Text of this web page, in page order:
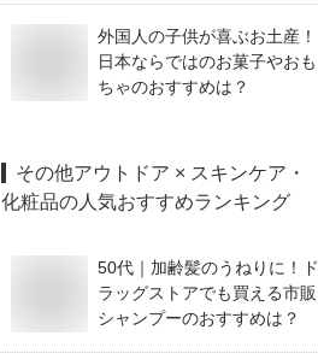
外国人の子供が喜ぶお土産！
日本ならではのお菓子やおも
ちゃのおすすめは？
その他アウトドア × スキンケア・
化粧品の人気おすすめランキング
50代｜加齢髪のうねりに！ド
ラッグストアでも買える市販
シャンプーのおすすめは？